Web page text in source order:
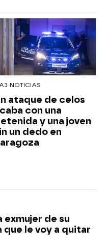
A3 NOTICIAS
ataque de celos
con una
y una joven
un dedo en
exmujer de su
que le voy a quitar